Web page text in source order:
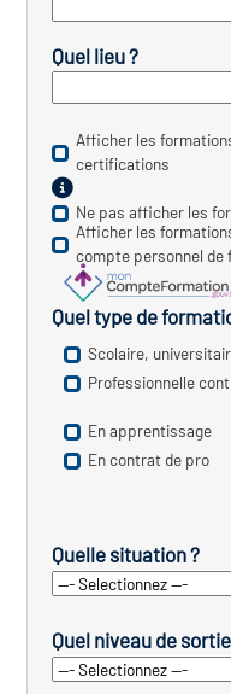
des
Quel lieu ?
Afficher les
certifications
Ne pas afficher les
Afficher les
compte personnel de
Quel type de
Scolaire,
Professionnelle
En apprentissage
En contrat de pro
Quelle situation ?
Quel niveau de